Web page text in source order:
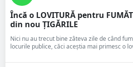
Încă o LOVITURĂ pentru
din nou ȚIGĂRILE
Nici nu au trecut bine zâteva zile de când
locurile publice, căci aceștia mai primesc o